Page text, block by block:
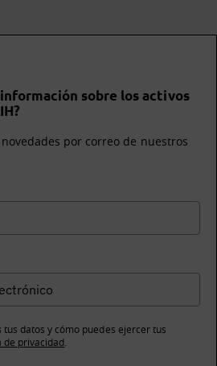
sobre los activos
por correo de nuestros
datos y cómo puedes ejercer tus
de privacidad